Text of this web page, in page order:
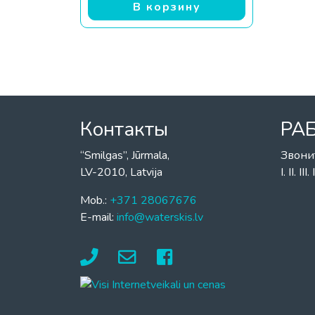
В корзину
Контакты
“Smilgas”, Jūrmala,
LV-2010, Latvija
Mob.: +371 28067676
E-mail: info@waterskis.lv
I. II.